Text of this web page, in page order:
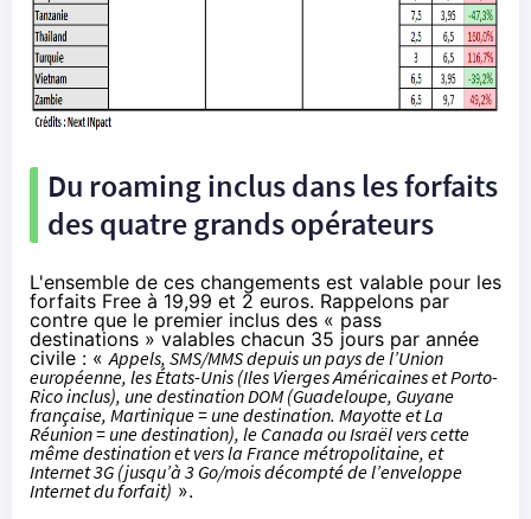
Du roaming inclus dans les forfaits
des quatre grands opérateurs
L'ensemble de ces changements est valable pour les
forfaits Free à 19,99 et 2 euros. Rappelons par
contre que le premier inclus des « pass
destinations » valables chacun 35 jours par année
civile : « Appels, SMS/MMS depuis un pays de l’Union
européenne, les États-Unis (Iles Vierges Américaines et Porto-
Rico inclus), une destination DOM (Guadeloupe, Guyane
française, Martinique = une destination. Mayotte et La
Réunion = une destination), le Canada ou Israël vers cette
même destination et vers la France métropolitaine, et
Internet 3G (jusqu’à 3 Go/mois décompté de l’enveloppe
Internet du forfait) ».